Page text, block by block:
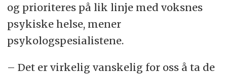
og prioriteres på lik linje med voksnes
psykiske helse, mener
psykologspesialistene.
– Det er virkelig vanskelig for oss å ta de